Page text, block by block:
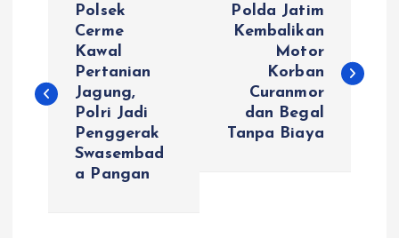
v
Polsek
Cerme
Kawal
Pertanian
Jagung,
Polri Jadi
Penggerak
Swasembad
a Pangan
Polda Jatim
Kembalikan
Motor
Korban
Curanmor
dan Begal
Tanpa Biaya